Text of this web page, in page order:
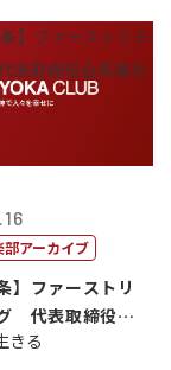
アーカイブ
】ファーストリ
代表取締役会
柳...
きる